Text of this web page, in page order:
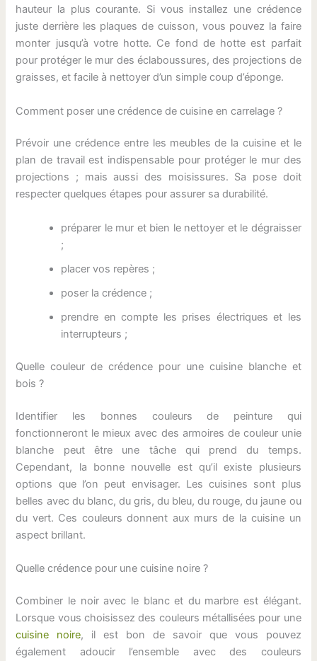
hauteur la plus courante. Si vous installez une crédence
juste derrière les plaques de cuisson, vous pouvez la faire
monter jusqu’à votre hotte. Ce fond de hotte est parfait
pour protéger le mur des éclaboussures, des projections de
graisses, et facile à nettoyer d’un simple coup d’éponge.
Comment poser une crédence de cuisine en carrelage ?
Prévoir une crédence entre les meubles de la cuisine et le
plan de travail est indispensable pour protéger le mur des
projections ; mais aussi des moisissures. Sa pose doit
respecter quelques étapes pour assurer sa durabilité.
préparer le mur et bien le nettoyer et le dégraisser
;
placer vos repères ;
poser la crédence ;
prendre en compte les prises électriques et les
interrupteurs ;
Quelle couleur de crédence pour une cuisine blanche et
bois ?
Identifier les bonnes couleurs de peinture qui
fonctionneront le mieux avec des armoires de couleur unie
blanche peut être une tâche qui prend du temps.
Cependant, la bonne nouvelle est qu’il existe plusieurs
options que l’on peut envisager. Les cuisines sont plus
belles avec du blanc, du gris, du bleu, du rouge, du jaune ou
du vert. Ces couleurs donnent aux murs de la cuisine un
aspect brillant.
Quelle crédence pour une cuisine noire ?
Combiner le noir avec le blanc et du marbre est élégant.
Lorsque vous choisissez des couleurs métallisées pour une
cuisine noire, il est bon de savoir que vous pouvez
également adoucir l’ensemble avec des couleurs